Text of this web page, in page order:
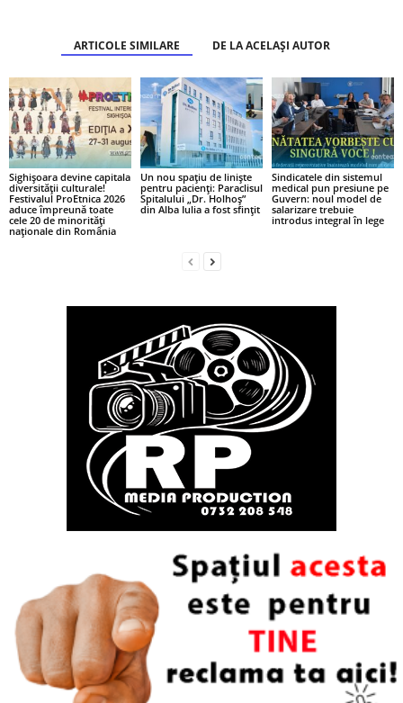
ARTICOLE SIMILARE DE LA ACELAȘI AUTOR
Sighișoara devine capitala
diversității culturale!
Festivalul ProEtnica 2026
aduce împreună toate
cele 20 de minorități
naționale din România
Un nou spațiu de liniște
pentru pacienți: Paraclisul
Spitalului „Dr. Holhoș”
din Alba Iulia a fost sfințit
Sindicatele din sistemul
medical pun presiune pe
Guvern: noul model de
salarizare trebuie
introdus integral în lege